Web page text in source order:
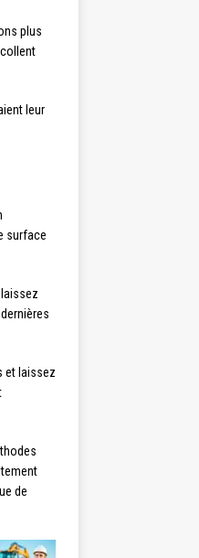
plus
leur
surface
et laissez
de